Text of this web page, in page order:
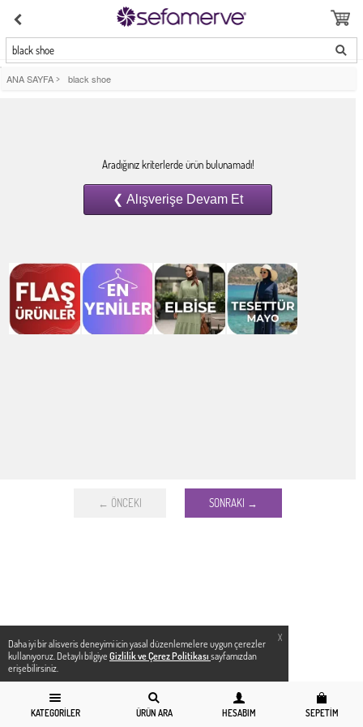
X
Daha iyi bir alisveris deneyimi icin yasal düzenlemelere uygun çerezler
kullanıyoruz. Detaylı bilgiye Gizlilik ve Çerez Politikası sayfamızdan
erişebilirsiniz.
black shoe
KATEGORILER ÜRÜN ARA HESABIM SEPETIM
ANA SAYFA > black shoe
Aradığınız kriterlerde ürün bulunamadı!
← ÖNCEKI SONRAKI →